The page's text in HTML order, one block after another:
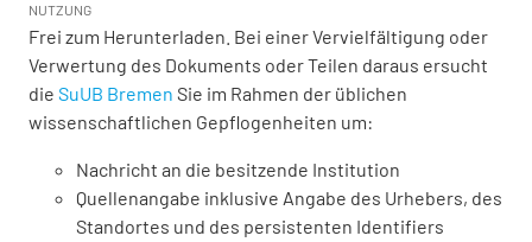
NUTZUNG
Frei zum Herunterladen. Bei einer Vervielfältigung oder
Verwertung des Dokuments oder Teilen daraus ersucht
die SuUB Bremen Sie im Rahmen der üblichen
wissenschaftlichen Gepflogenheiten um:
Nachricht an die besitzende Institution
Quellenangabe inklusive Angabe des Urhebers, des
Standortes und des persistenten Identifiers